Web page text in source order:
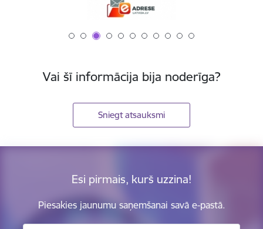
Vai šī informācija bija noderīga?
Sniegt atsauksmi
Esi pirmais, kurš uzzina!
Piesakies jaunumu saņemšanai savā e-pastā.